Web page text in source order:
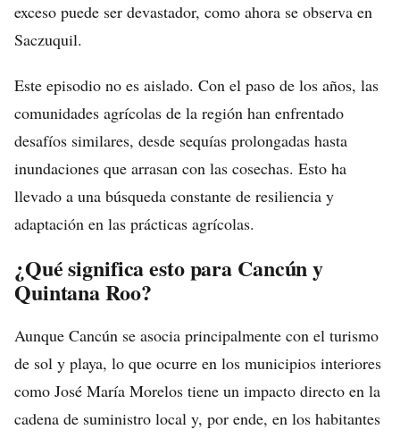
exceso puede ser devastador, como ahora se observa en
Saczuquil.
Este episodio no es aislado. Con el paso de los años, las
comunidades agrícolas de la región han enfrentado
desafíos similares, desde sequías prolongadas hasta
inundaciones que arrasan con las cosechas. Esto ha
llevado a una búsqueda constante de resiliencia y
adaptación en las prácticas agrícolas.
¿Qué significa esto para Cancún y
Quintana Roo?
Aunque Cancún se asocia principalmente con el turismo
de sol y playa, lo que ocurre en los municipios interiores
como José María Morelos tiene un impacto directo en la
cadena de suministro local y, por ende, en los habitantes